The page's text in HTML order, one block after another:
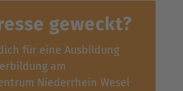
geweckt?
für eine Ausbildung
am
Niederrhein Wesel